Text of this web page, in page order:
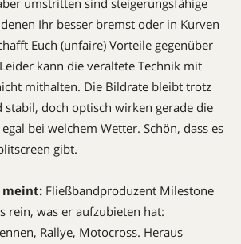
umstritten sind steigerungsfähige
Ihr besser bremst oder in Kurven
Euch (unfaire) Vorteile gegenüber
kann die veraltete Technik mit
mithalten. Die Bildrate bleibt trotz
stabil, doch optisch wirken gerade die
bei welchem Wetter. Schön, dass es
gibt.
meint: Fließbandproduzent Milestone
rein, was er aufzubieten hat:
Rallye, Motocross. Heraus